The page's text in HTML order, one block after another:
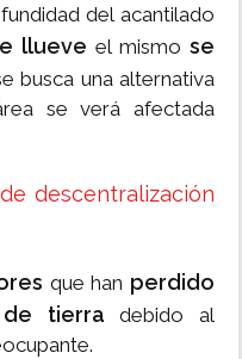
del acantilado
llueve el mismose
busca una alternativa
se verá afectada
descentralización
que han perdido
de tierra debido al